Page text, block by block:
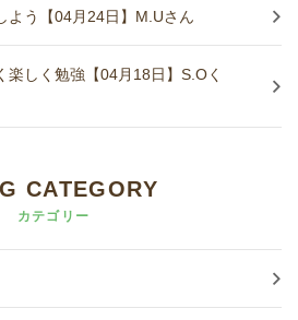
よう【04月24日】M.Uさん
しく勉強【04月18日】S.Oく
CATEGORY
カテゴリー